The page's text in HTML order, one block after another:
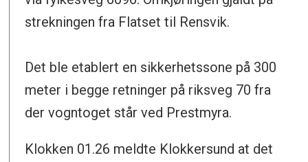
strekningen fra Flatset til Rensvik.
Det ble etablert en sikkerhetssone på 300
meter i begge retninger på riksveg 70 fra
der vogntoget står ved Prestmyra.
Klokken 01.26 meldte Klokkersund at det